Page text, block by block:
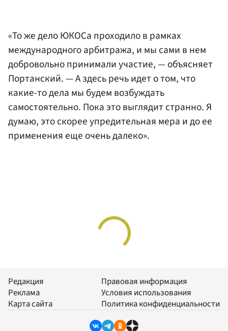
«То же дело ЮКОСа проходило в рамках
международного арбитража, и мы сами в нем
добровольно принимали участие, — объясняет
Портанский. — А здесь речь идет о том, что
какие-то дела мы будем возбуждать
самостоятельно. Пока это выглядит странно. Я
думаю, это скорее упредительная мера и до ее
применения еще очень далеко».
Редакция
Реклама
Карта сайта
Правовая информация
Условия использования
Политика конфиденциальности